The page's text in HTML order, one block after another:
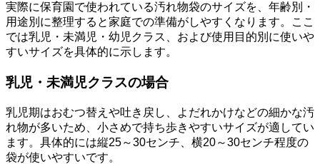
実際に保育園で使われている汚れ物袋のサイズを、年齢別・
用途別に整理すると家庭での準備がしやすくなります。ここ
では乳児・未満児・幼児クラス、および使用目的別に使いや
すいサイズを具体的に示します。
乳児・未満児クラスの場合
乳児期はおむつ替えや吐き戻し、よだれかけなどの細かな汚
れ物が多いため、小さめで持ち歩きやすいサイズが適してい
ます。具体的には縦25～30センチ、横20～30センチ程度の
袋が使いやすいです。